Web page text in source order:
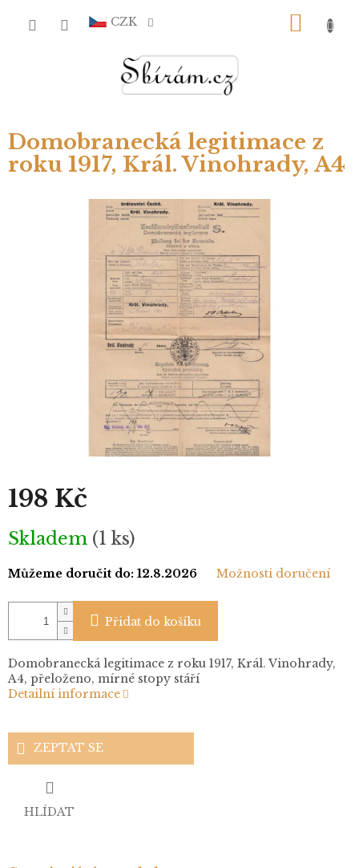
CZK
Domobranecká legitimace z
roku 1917, Král. Vinohrady, A4
198 Kč
Měrná
cena:
Skladem (1 ks)
Můžeme doručit do: 12.8.2026 Možnosti doručení
Přidat do košíku
Domobranecká legitimace z roku 1917, Král. Vinohrady,
A4, přeloženo, mírné stopy stáří
Detailní informace
ZEPTAT SE
HLÍDAT